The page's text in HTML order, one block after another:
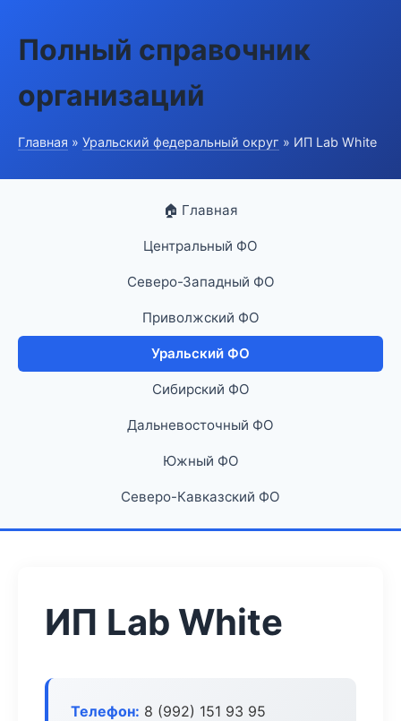
Полный справочник
организаций
Главная » Уральский федеральный округ » ИП Lab White
🏠 Главная
Центральный ФО
Северо-Западный ФО
Приволжский ФО
Уральский ФО
Сибирский ФО
Дальневосточный ФО
Южный ФО
Северо-Кавказский ФО
ИП Lab White
Телефон: 8 (992) 151 93 95